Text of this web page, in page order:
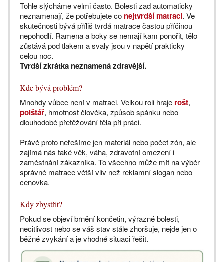
Tohle slýcháme velmi často. Bolesti zad automaticky
neznamenají, že potřebujete co nejtvrdší matraci. Ve
skutečnosti bývá příliš tvrdá matrace častou příčinou
nepohodlí. Ramena a boky se nemají kam ponořit, tělo
zůstává pod tlakem a svaly jsou v napětí prakticky
celou noc.
Tvrdší zkrátka neznamená zdravější.
Kde bývá problém?
Mnohdy vůbec není v matraci. Velkou roli hraje rošt,
polštář, hmotnost člověka, způsob spánku nebo
dlouhodobé přetěžování těla při práci.
Právě proto neřešíme jen materiál nebo počet zón, ale
zajímá nás také věk, váha, zdravotní omezení i
zaměstnání zákazníka. To všechno může mít na výběr
správné matrace větší vliv než reklamní slogan nebo
cenovka.
Kdy zbystřit?
Pokud se objeví brnění končetin, výrazné bolesti,
necitlivost nebo se váš stav stále zhoršuje, nejde jen o
běžné zvykání a je vhodné situaci řešit.